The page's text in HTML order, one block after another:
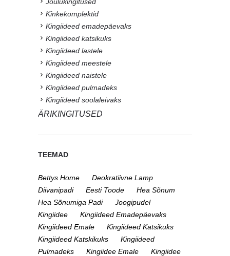
Kinkekomplektid
Kingiideed emadepäevaks
Kingiideed katsikuks
Kingiideed lastele
Kingiideed meestele
Kingiideed naistele
Kingiideed pulmadeks
Kingiideed soolaleivaks
ÄRIKINGITUSED
TEEMAD
Bettys Home
Deokratiivne Lamp
Diivanipadi
Eesti Toode
Hea Sõnum
Hea Sõnumiga Padi
Joogipudel
Kingiidee
Kingiideed Emadepäevaks
Kingiideed Emale
Kingiideed Katsikuks
Kingiideed Katskikuks
Kingiideed
Pulmadeks
Kingiidee Emale
Kingiidee